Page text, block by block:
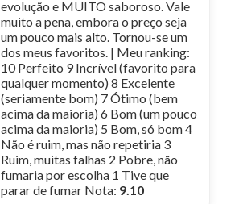
evolução e MUITO saboroso. Vale
muito a pena, embora o preço seja
um pouco mais alto. Tornou-se um
dos meus favoritos. | Meu ranking:
10 Perfeito 9 Incrível (favorito para
qualquer momento) 8 Excelente
(seriamente bom) 7 Ótimo (bem
acima da maioria) 6 Bom (um pouco
acima da maioria) 5 Bom, só bom 4
Não é ruim, mas não repetiria 3
Ruim, muitas falhas 2 Pobre, não
fumaria por escolha 1 Tive que
parar de fumar Nota: 9.10